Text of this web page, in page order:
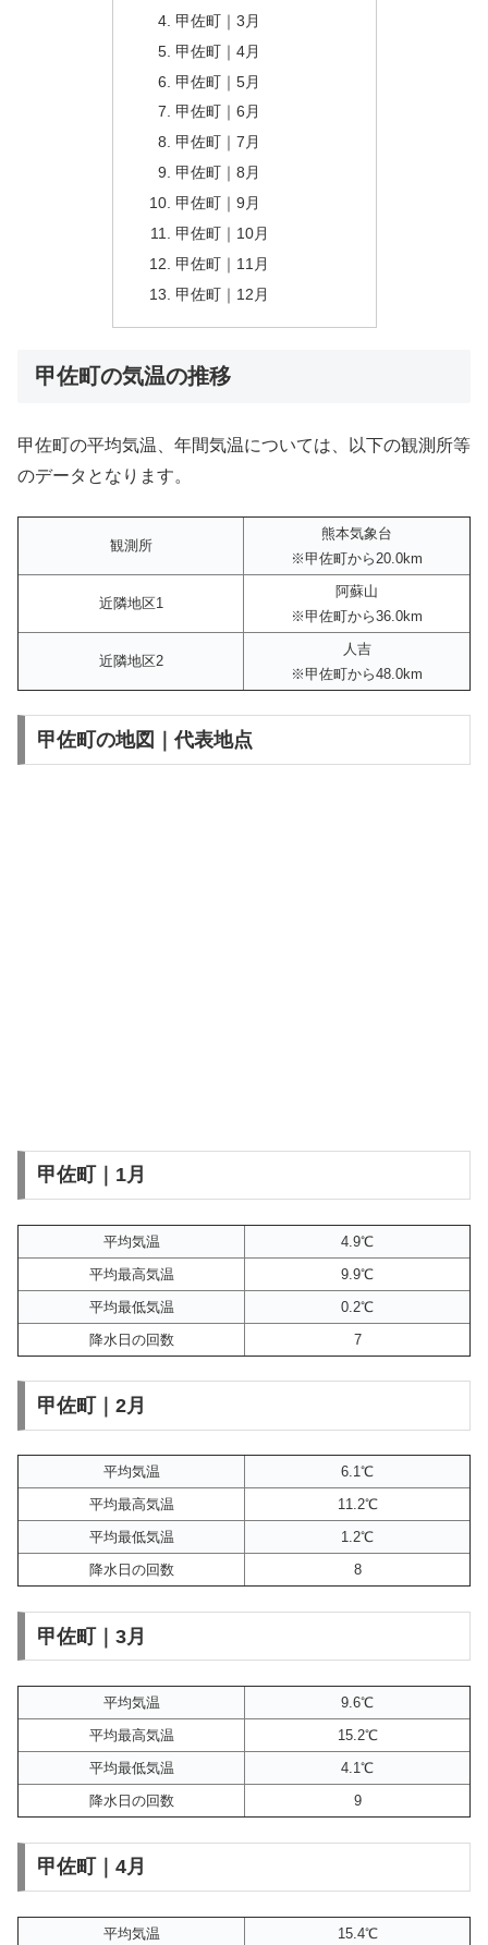
甲佐町｜3月
甲佐町｜4月
甲佐町｜5月
甲佐町｜6月
甲佐町｜7月
甲佐町｜8月
甲佐町｜9月
甲佐町｜10月
甲佐町｜11月
甲佐町｜12月
甲佐町の気温の推移
甲佐町の平均気温、年間気温については、以下の観測所等
のデータとなります。
観測所
熊本気象台
※甲佐町から20.0km
近隣地区1
阿蘇山
※甲佐町から36.0km
近隣地区2
人吉
※甲佐町から48.0km
甲佐町の地図｜代表地点
甲佐町｜1月
平均気温
4.9℃
平均最高気温
9.9℃
平均最低気温
0.2℃
降水日の回数
7
甲佐町｜2月
平均気温
6.1℃
平均最高気温
11.2℃
平均最低気温
1.2℃
降水日の回数
8
甲佐町｜3月
平均気温
9.6℃
平均最高気温
15.2℃
平均最低気温
4.1℃
降水日の回数
9
甲佐町｜4月
平均気温 15.4℃